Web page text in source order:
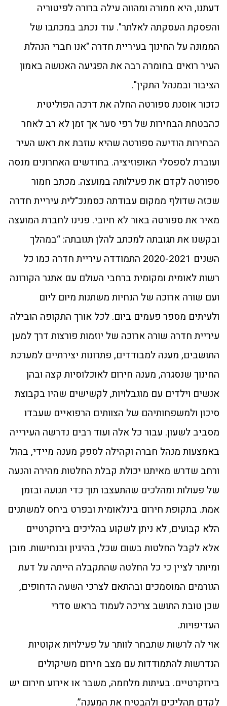
דעתנו, היא חמורה ומהווה עילה ברורה לפיטוריה
והפסקת העסקתה לאלתר". עוד נכתב במכתבו של
הממונה על החינוך בעיריית חדרה "אנו חברי הנהלת
העיר רואים בחומרה רבה את הפגיעה האנושה באמון
הציבור ובמנהל התקין".
כזכור אוסנת ספורטה החלה את דרכה הפוליטית
כהבטחת הבחירות של רפי סער אך זמן לא רב לאחר
הבחירות הודיעה ספורטה שהיא עוזבת את ראש העיר
ועוברת לספסלי האופוזיציה. בחודשים האחרונים מנסה
ספורטה לקדם את פעילותה במועצה. מכתב חמור
שכזה שדולף ממקום עבודתה כסמנכ"לית עיריית חדרה
מאיר את ספורטה באור לא חיובי. פנינו לחברת המועצה
ובקשנו את תגובתה למכתב להלן תגובתה: “במהלך
השנים 2020-2021 התמודדה עיריית חדרה כמו כל
רשות לאומית ומקומית ברחבי העולם עם אתגר הקורונה
ועם שורה ארוכה של הנחיות משתנות מיום ליום
ולעיתים מספר פעמים ביום. לכל אורך התקופה הובילה
עיריית חדרה שורה ארוכה של יוזמות פורצות דרך למען
התושבים, מענה למבודדים, פתרונות יצירתיים למערכת
החינוך שנסגרה, מענה חירום לאוכלוסיות קצה ובהן
אנשים וילדים עם מוגבלויות, לקשישים שהיו בקבוצת
סיכון ולמשפחותיהם של הצוותים הרפואיים שעבדו
מסביב לשעון. עבור כל אלה ועוד רבים נדרשה העירייה
באמצעות מנהל חברה וקהילה לספק מענה מיידי, בהול
ורחב שדרש מאיתנו יכולת קבלת החלטות מהירה והנעה
של פעולות ומהלכים שהתעצבו תוך כדי תנועה ובזמן
אמת. בתקופת חירום בינלאומית ובפרט ביחס למשתנים
הלא קבועים, לא ניתן לשקוע בהליכים בירוקרטיים
אלא לקבל החלטות בשום שכל, בהיגיון ובנחישות. מובן
ומיותר לציין כי כל החלטה שהתקבלה הייתה על דעת
הגורמים המוסמכים ובהתאם לצרכי השעה הדחופים,
שכן טובת התושב צריכה לעמוד בראש סדרי
העדיפויות.
אוי לה לרשות שתבחר לוותר על פעילויות אקוטיות
הנדרשות להתמודדות עם מצב חירום משיקולים
בירוקרטיים. בעיתות מלחמה, משבר או אירוע חירום יש
לקדם תהליכים ולהבטיח את המענה”.